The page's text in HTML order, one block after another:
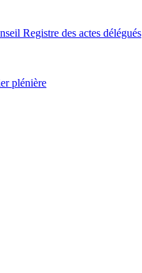
Registre des actes délégués
plénière